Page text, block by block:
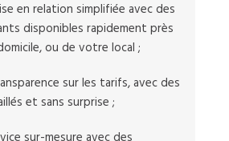
en relation simplifiée avec des
disponibles rapidement près
ou de votre local ;
sur les tarifs, avec des
et sans surprise ;
sur-mesure avec des